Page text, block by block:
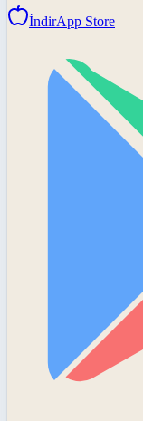
İndirApp Store